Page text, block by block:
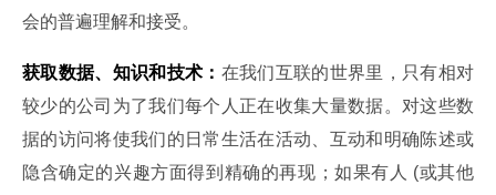
会的普遍理解和接受。
获取数据、知识和技术： 在我们互联的世界里，只有相对
较少的公司为了我们每个人正在收集大量数据。对这些数
据的访问将使我们的日常生活在活动、互动和明确陈述或
隐含确定的兴趣方面得到精确的再现；如果有人 (或其他